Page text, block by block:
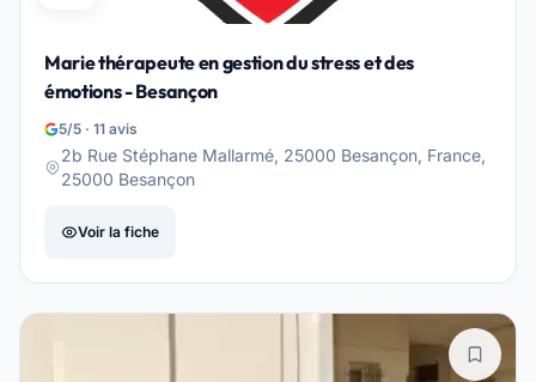
Marie thérapeute en gestion du stress et des
émotions - Besançon
5/5 · 11 avis
2b Rue Stéphane Mallarmé, 25000 Besançon, France,
25000 Besançon
Voir la fiche